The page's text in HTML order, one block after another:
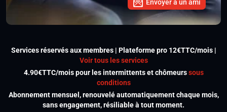
Envoyer à un ami
Services réservés aux membres | Plateforme pro 12€TTC/mois |
Voir tous les services
4.90€TTC/mois pour les intermittents et chômeurssous
conditions
Abonnement mensuel, renouvelé automatiquement chaque mois,
sans engagement, résiliable à tout moment.